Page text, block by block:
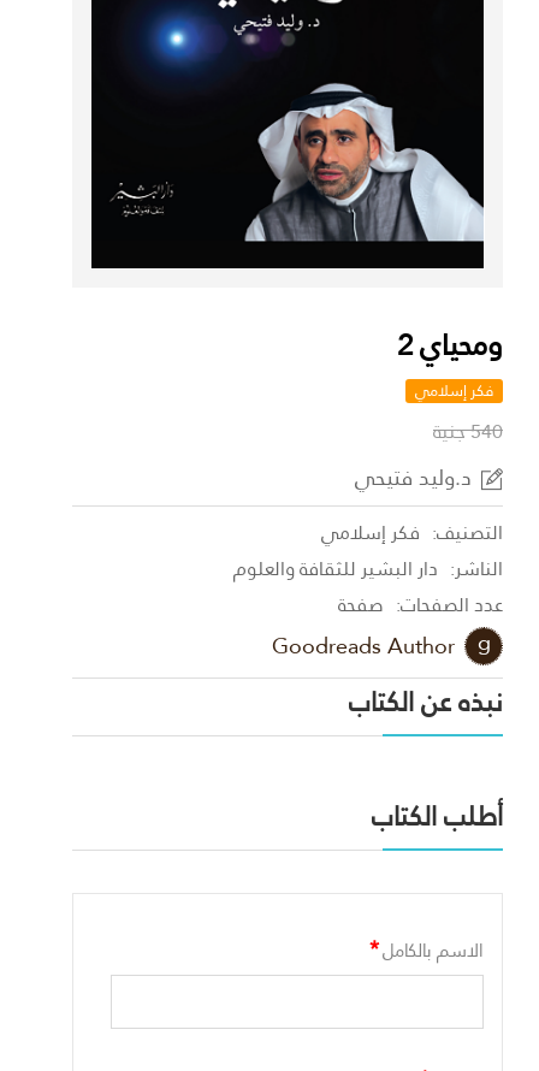
ومحياي 2
فكر إسلامي
540 جنية
د.وليد فتيحي
التصنيف: فكر إسلامي
الناشر: دار البشير للثقافة والعلوم
عدد الصفحات: صفحة
Goodreads Author
نبذه عن الكتاب
أطلب الكتاب
الاسم بالكامل*